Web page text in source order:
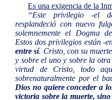
Es una exigencia de la
“Este privilegio -el
resplandeció con nuevo
solemnemente el Dogma
Estos dos privilegios están -
entre sí. Cristo, con su
y sobre el uno y sobre la
virtud de Cristo, todo
sobrenaturalmente por el
Dios no quiere conceder a
victoria sobre la muerte,